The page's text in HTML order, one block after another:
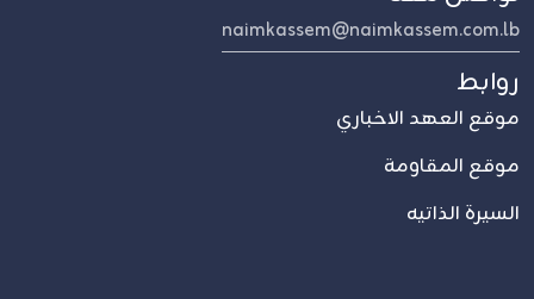
naimkassem@naimkassem.com.lb
روابط
موقع العهد الاخباري
موقع المقاومة
السيرة الذاتيه